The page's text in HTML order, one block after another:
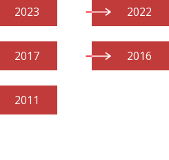
2023 2022
2017 2016
2011